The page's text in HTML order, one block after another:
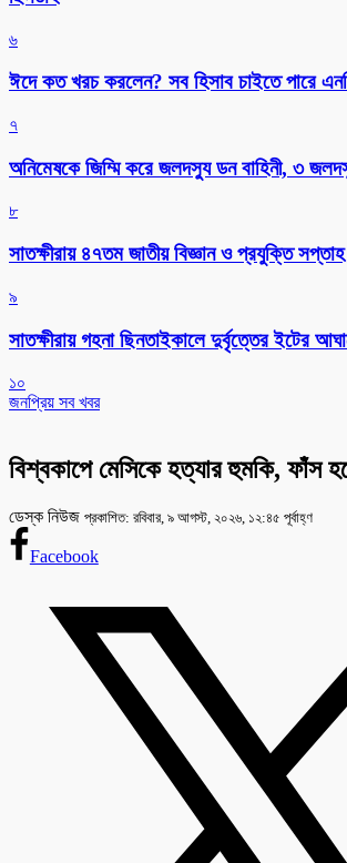
৬
ঈদে কত খরচ করলেন? সব হিসাব চাইতে পারে
৭
অনিমেষকে জিম্মি করে জলদস্যু ডন বাহিনী, ৩
৮
সাতক্ষীরায় ৪৭তম জাতীয় বিজ্ঞান ও প্রযুক্তি
৯
সাতক্ষীরায় গহনা ছিনতাইকালে দুর্বৃত্তের ইটের
১০
জনপ্রিয় সব খবর
বিশ্বকাপে মেসিকে হত্যার হুমকি, ফাঁস
ডেস্ক নিউজ প্রকাশিত: রবিবার, ৯ আগস্ট, ২০২৬, ১২:৪৫ পূর্বাহ্ণ
Facebook